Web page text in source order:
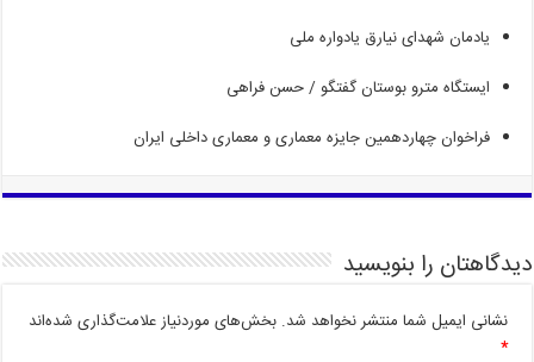
یادمان شهدای نیارق یادواره ملی
ایستگاه مترو بوستان گفتگو/حسن فراهی
فراخوان چهاردهمین جایزه معماری و معماری داخلی ایران
دیدگاهتان را بنویسید
نشانی ایمیل شما منتشر نخواهد شد. بخش‌های موردنیاز علامت‌گذاری شده‌اند
*